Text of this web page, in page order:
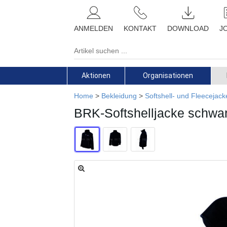
ANMELDEN KONTAKT DOWNLOAD
Aktionen Organisationen
Home > Bekleidung > Softshell- und
BRK-Softshelljacke